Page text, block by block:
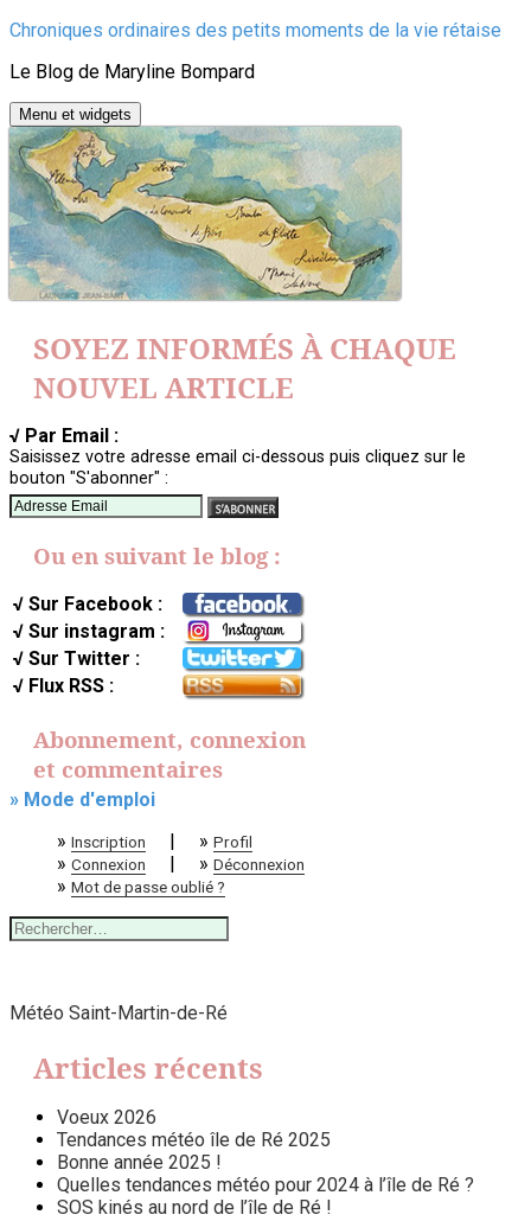
Aller
contenu
Chroniques ordinaires des petits moments de la vie rétaise
Le Blog de Maryline Bompard
Menu et widgets
SOYEZ INFORMÉS À CHAQUE
NOUVEL ARTICLE
√ Par Email :
Saisissez votre adresse email ci-dessous puis cliquez sur le
bouton "S'abonner" :
Ou en suivant le blog :
√ Sur Facebook :
√ Sur instagram :
√ Sur Twitter :
√ Flux RSS :
Abonnement, connexion
et commentaires
» Mode d'emploi
» Inscription | » Profil
» Connexion | » Déconnexion
» Mot de passe oublié ?
Rechercher :
Météo Saint-Martin-de-Ré
Articles récents
Voeux 2026
Tendances météo île de Ré 2025
Bonne année 2025 !
Quelles tendances météo pour 2024 à l’île de Ré ?
SOS kinés au nord de l’île de Ré !